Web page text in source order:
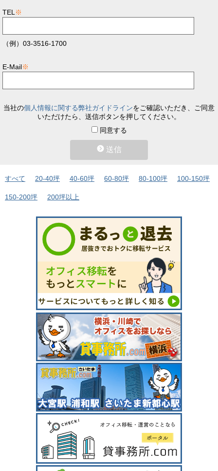
TEL※
（例）03-3516-1700
E-Mail※
当社の個人情報に関する弊社ガイドラインをご確認いただき、ご同意
いただけたら、送信ボタンを押してください。
同意する
送信
すべて 20-40坪 40-60坪 60-80坪 80-100坪 100-150坪
150-200坪 200坪以上